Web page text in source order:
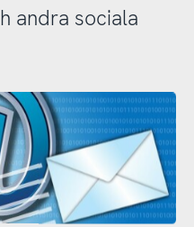
andra sociala